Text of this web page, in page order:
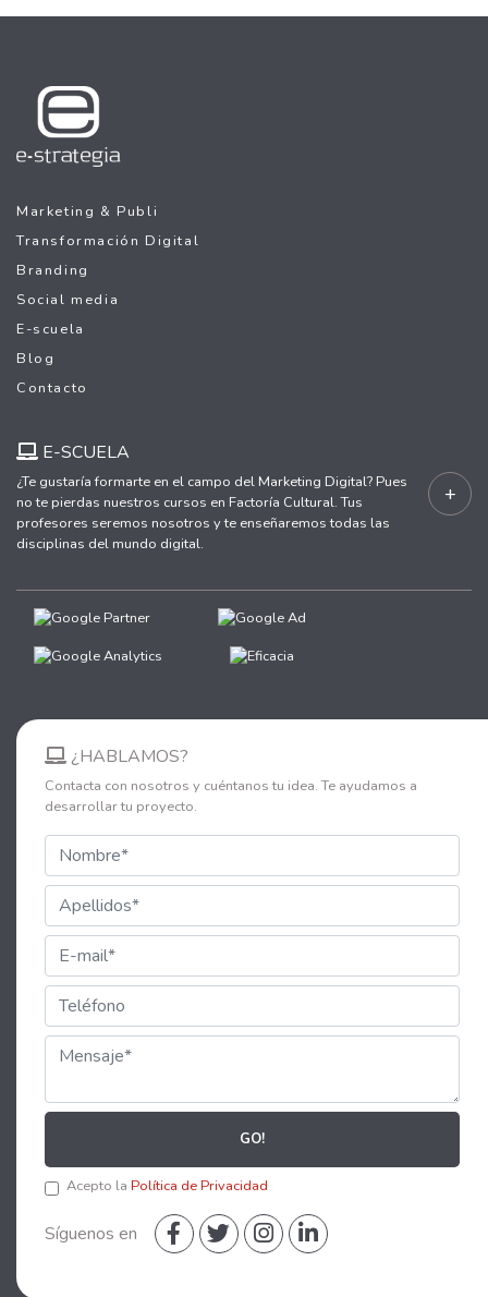
Marketing & Publi
Transformación Digital
Branding
Social media
E-scuela
Blog
Contacto
E-SCUELA
¿Te gustaría formarte en el campo del Marketing Digital? Pues
no te pierdas nuestros cursos en Factoría Cultural. Tus
profesores seremos nosotros y te enseñaremos todas las
disciplinas del mundo digital.
+
¿HABLAMOS?
Contacta con nosotros y cuéntanos tu idea. Te ayudamos a
desarrollar tu proyecto.
GO!
Acepto la Política de Privacidad
Síguenos en